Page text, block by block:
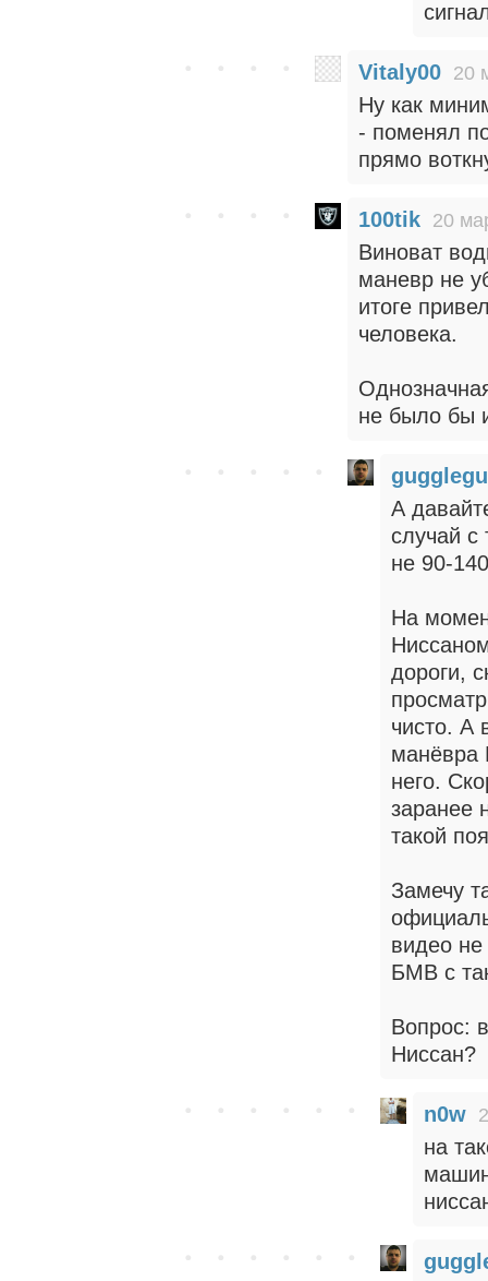
Vitaly00 20
Ну как
- поменял
прямо
100tik 20
Виноват
маневр не
итоге
человека.
не было бы
А
случай с
не 90-
На
дороги,
чисто. А
манёвра
него.
заранее
такой
Замечу
видео не
БМВ с
Вопрос:
Ниссан?
n0w
на